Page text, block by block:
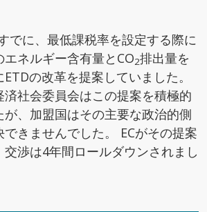
でに、最低課税率を設定する際に
ネルギー含有量とCO2排出量を
の改革を提案していました。
社会委員会はこの提案を積極的
、加盟国はその主要な政治的側
きませんでした。 ECがその提案
渉は4年間ロールダウンされまし